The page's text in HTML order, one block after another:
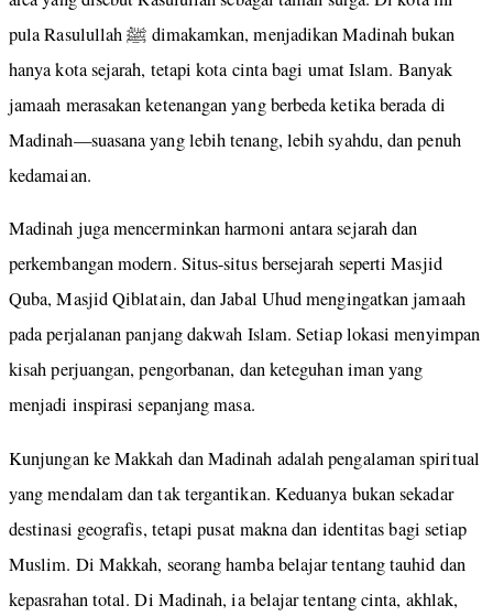
pula Rasulullah ﷺ dimakamkan, menjadikan Madinah bukan
hanya kota sejarah, tetapi kota cinta bagi umat Islam. Banyak
jamaah merasakan ketenangan yang berbeda ketika berada di
Madinah—suasana yang lebih tenang, lebih syahdu, dan penuh
kedamaian.
Madinah juga mencerminkan harmoni antara sejarah dan
perkembangan modern. Situs-situs bersejarah seperti Masjid
Quba, Masjid Qiblatain, dan Jabal Uhud mengingatkan jamaah
pada perjalanan panjang dakwah Islam. Setiap lokasi menyimpan
kisah perjuangan, pengorbanan, dan keteguhan iman yang
menjadi inspirasi sepanjang masa.
Kunjungan ke Makkah dan Madinah adalah pengalaman spiritual
yang mendalam dan tak tergantikan. Keduanya bukan sekadar
destinasi geografis, tetapi pusat makna dan identitas bagi setiap
Muslim. Di Makkah, seorang hamba belajar tentang tauhid dan
kepasrahan total. Di Madinah, ia belajar tentang cinta, akhlak,